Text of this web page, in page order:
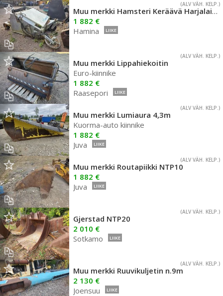
(ALV VÄH. KELP.)
Muu merkki Hamsteri Keräävä Harjalaite
1 882 €
Hamina
LIIKE
(ALV VÄH. KELP.)
Muu merkki Lippahiekoitin
Euro-kiinnike
1 882 €
Raasepori
LIIKE
(ALV VÄH. KELP.)
Muu merkki Lumiaura 4,3m
Kuorma-auto kiinnike
1 882 €
Juva
LIIKE
(ALV VÄH. KELP.)
Muu merkki Routapiikki NTP10
1 882 €
Juva
LIIKE
(ALV VÄH. KELP.)
Gjerstad NTP20
2 010 €
Sotkamo
LIIKE
(ALV VÄH. KELP.)
Muu merkki Ruuvikuljetin n.9m
2 130 €
Joensuu
LIIKE